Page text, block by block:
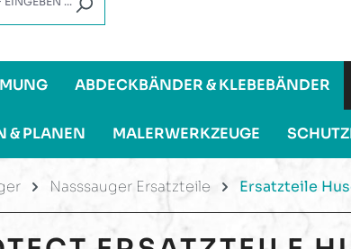
ABDECKBÄNDER & KLEBEBÄNDER
& PLANEN MALERWERKZEUGE
Nasssauger Ersatzteile Ersatzteile